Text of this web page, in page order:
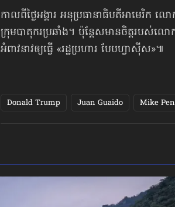
កាលពីថ្ងៃអង្គារ អនុប្រធានាធិបតីអាមេរិក ល
ក្រុមបាតុករប្រឆាំង។ ប៉ុន្តែសមានចិត្តរបស់ល
អំពាវនាវ​ឲ្យធ្វើ «រដ្ឋប្រហារ បែបហ្វាស៊ីស»៕
Donald Trump Juan Guaido Mike